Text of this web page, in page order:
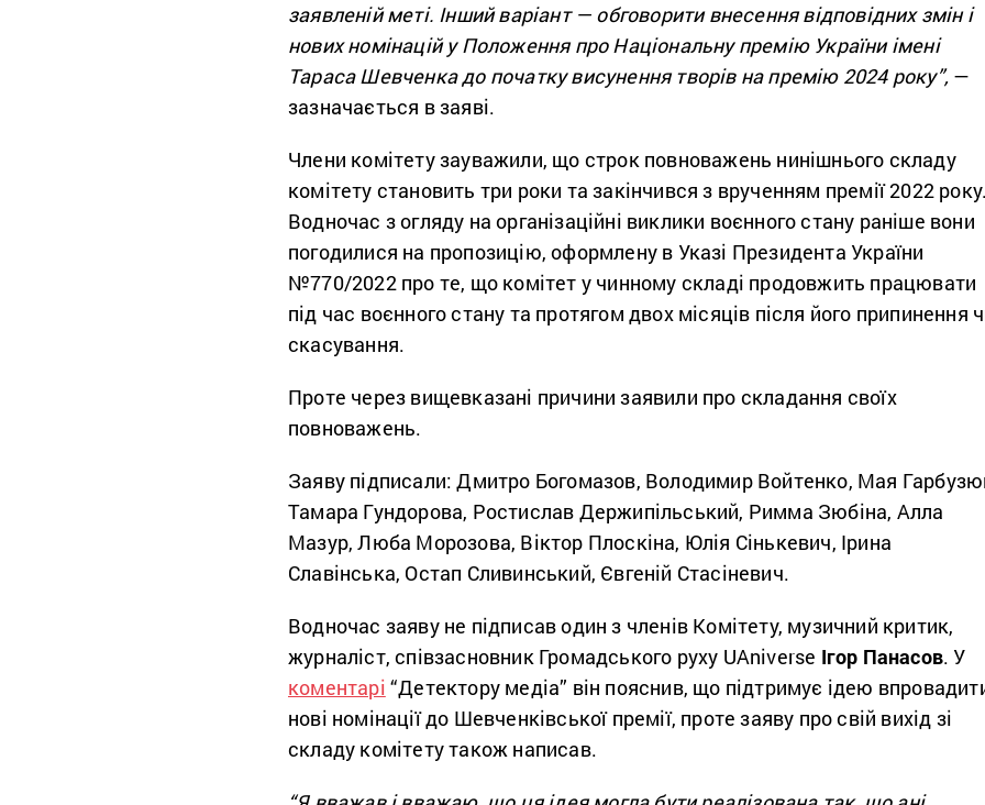
заявленій меті. Інший варіант — обговорити внесення відповідних змін і
нових номінацій у Положення про Національну премію України імені
Тараса Шевченка до початку висунення творів на премію 2024 року”, —
зазначається в заяві.
Члени комітету зауважили, що строк повноважень нинішнього складу
комітету становить три роки та закінчився з врученням премії 2022 року.
Водночас з огляду на організаційні виклики воєнного стану раніше вони
погодилися на пропозицію, оформлену в Указі Президента України
№770/2022 про те, що комітет у чинному складі продовжить працювати
під час воєнного стану та протягом двох місяців після його припинення
скасування.
Проте через вищевказані причини заявили про складання своїх
повноважень.
Заяву підписали: Дмитро Богомазов, Володимир Войтенко, Мая
Тамара Гундорова, Ростислав Держипільський, Римма Зюбіна, Алла
Мазур, Люба Морозова, Віктор Плоскіна, Юлія Сінькевич, Ірина
Славінська, Остап Сливинський, Євгеній Стасіневич.
Водночас заяву не підписав один з членів Комітету, музичний критик,
журналіст, співзасновник Громадського руху UAniverse Ігор Панасов. У
коментарі “Детектору медіа” він пояснив, що підтримує ідею
нові номінації до Шевченківської премії, проте заяву про свій вихід зі
складу комітету також написав.